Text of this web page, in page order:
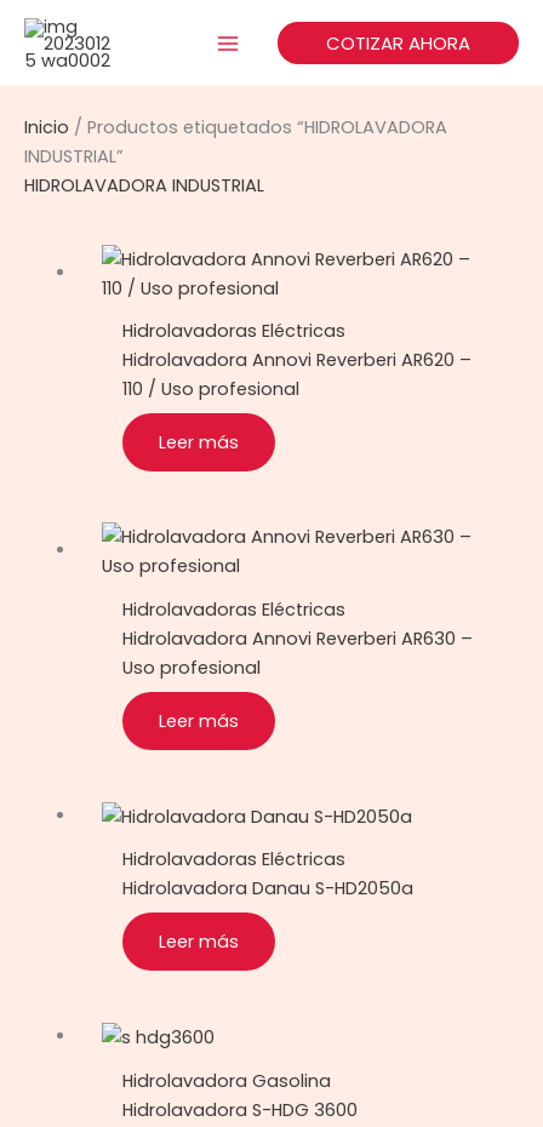
contenido
COTIZAR AHORA
Inicio / Productos etiquetados “HIDROLAVADORA
INDUSTRIAL”
HIDROLAVADORA INDUSTRIAL
Hidrolavadoras Eléctricas
Hidrolavadora Annovi Reverberi AR620 –
110 / Uso profesional
Leer más
Hidrolavadoras Eléctricas
Hidrolavadora Annovi Reverberi AR630 –
Uso profesional
Leer más
Hidrolavadoras Eléctricas
Hidrolavadora Danau S-HD2050a
Leer más
Hidrolavadora Gasolina
Hidrolavadora S-HDG 3600